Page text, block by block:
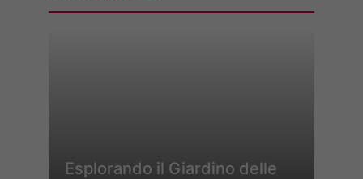
Esplorando il Giardino delle